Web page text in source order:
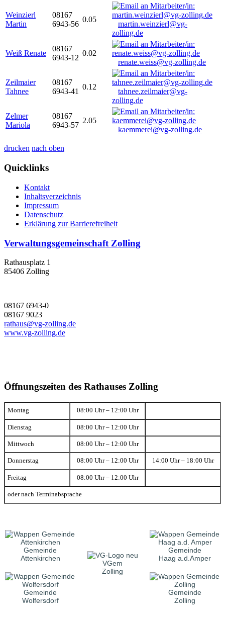
Weinzierl
Martin
08167
6943-56
0.05
martin.weinzierl@vg-
zolling.de
Weiß Renate
08167
6943-12
0.02
renate.weiss@vg-zolling.de
Zeilmaier
Tahnee
08167
6943-41
0.12
tahnee.zeilmaier@vg-
zolling.de
Zelmer
Mariola
08167
6943-57
2.05
kaemmerei@vg-zolling.de
drucken nach oben
Quicklinks
Kontakt
Inhaltsverzeichnis
Impressum
Datenschutz
Erklärung zur Barrierefreiheit
Verwaltungsgemeinschaft Zolling
Rathausplatz 1
85406 Zolling
08167 6943-0
08167 9023
rathaus@vg-zolling.de
www.vg-zolling.de
Öffnungszeiten des Rathauses Zolling
Montag 08:00 Uhr – 12:00 Uhr
Dienstag 08:00 Uhr – 12:00 Uhr
Mittwoch 08:00 Uhr – 12:00 Uhr
Donnerstag 08:00 Uhr – 12:00 Uhr 14:00 Uhr – 18:00 Uhr
Freitag 08:00 Uhr – 12:00 Uhr
oder nach Terminabsprache
Gemeinde
Attenkirchen
VGem
Zolling
Gemeinde
Haag a.d.Amper
Gemeinde
Wolfersdorf
Gemeinde
Zolling